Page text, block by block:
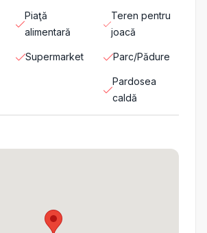
Piaţă
alimentară
Teren pentru
joacă
Supermarket Parc/Pădure
Pardosea
caldă